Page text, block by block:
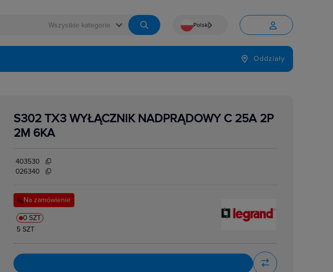
 Polski
Język

Oddziały
S302 TX3 WYŁĄCZNIK NADPRĄDOWY C 25A 2P
2M 6KA
403530
026340
Na zamówienie
0 SZT
5 SZT